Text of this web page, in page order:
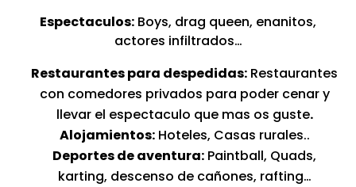
Espectaculos: Boys, drag queen, enanitos,
actores infiltrados…
Restaurantes para despedidas: Restaurantes
con comedores privados para poder cenar y
llevar el espectaculo que mas os guste.
Alojamientos: Hoteles, Casas rurales..
Deportes de aventura: Paintball, Quads,
karting, descenso de cañones, rafting…